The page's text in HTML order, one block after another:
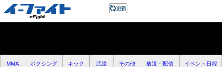
MMA ボクシング キック 武道 その他 放送・配信 イベント日程